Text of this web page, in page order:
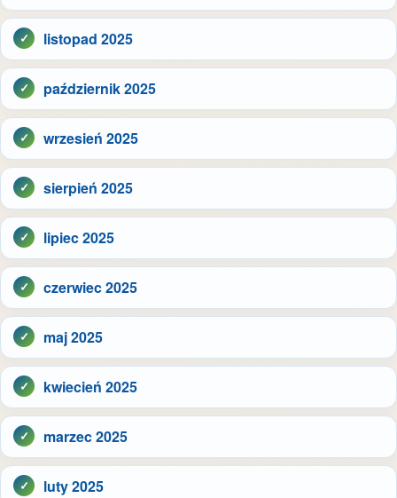
listopad 2025
październik 2025
wrzesień 2025
sierpień 2025
lipiec 2025
czerwiec 2025
maj 2025
kwiecień 2025
marzec 2025
luty 2025